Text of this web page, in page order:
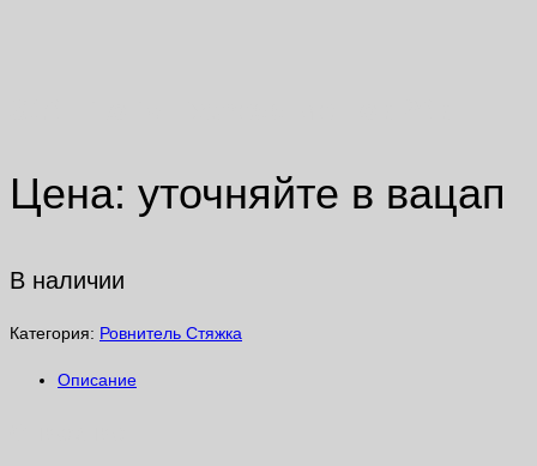
Цена: уточняйте в вацап
В наличии
Категория: Ровнитель Стяжка
Описание